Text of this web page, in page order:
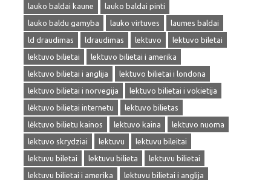
lauko baldai kaune
lauko baldai pinti
lauko baldu gamyba
lauko virtuves
laumes baldai
ld draudimas
ldraudimas lektuvo
lektuvo biletai
lektuvo bilietai
lektuvo bilietai i amerika
lektuvo bilietai i anglija
lektuvo bilietai i londona
lektuvo bilietai i norvegija
lektuvo bilietai i vokietija
lėktuvo bilietai internetu
lektuvo bilietas
lėktuvo bilietu kainos
lektuvo kaina
lektuvo nuoma
lektuvo skrydziai
lektuvu
lektuvu bileitai
lektuvu biletai
lektuvu bilieta
lektuvu bilietai
lektuvu bilietai i amerika
lektuvu bilietai i anglija